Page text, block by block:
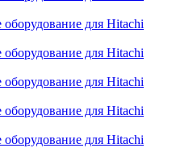
оборудование для Hitachi
оборудование для Hitachi
оборудование для Hitachi
оборудование для Hitachi
оборудование для Hitachi